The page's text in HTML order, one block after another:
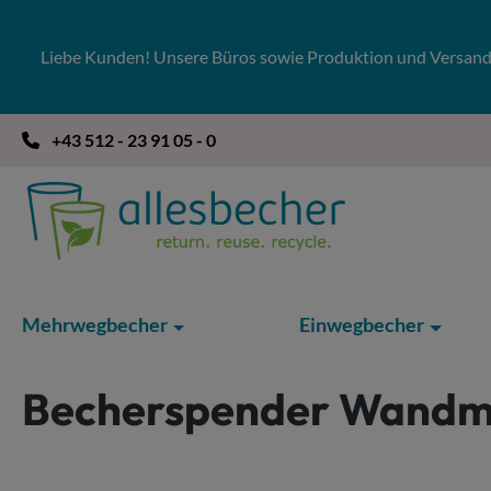
Liebe Kunden! Unsere Büros sowie Produktion und
+43 512 - 23 91 05 - 0
Mehrwegbecher Einwegbecher
Becherspender